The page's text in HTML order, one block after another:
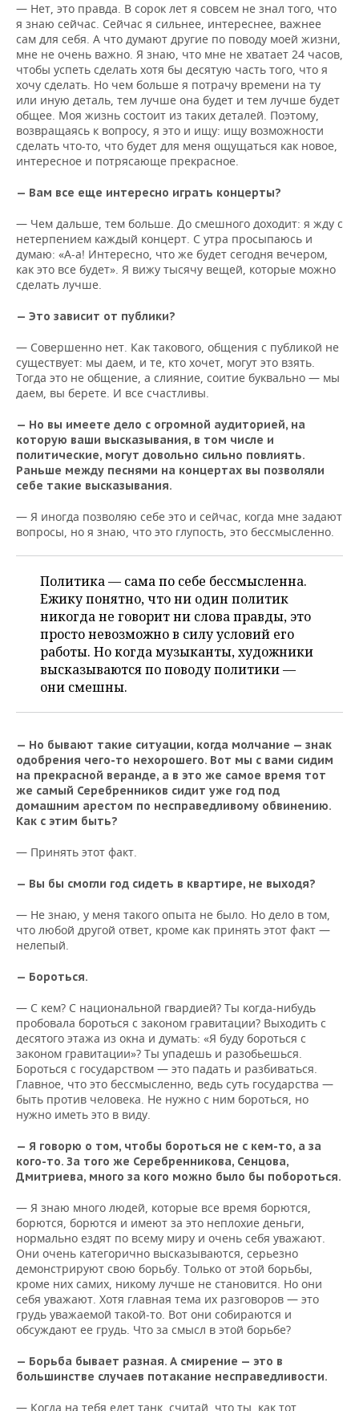
— Нет, это правда. В сорок лет я совсем не знал того, что
я знаю сейчас. Сейчас я сильнее, интереснее, важнее
сам для себя. А что думают другие по поводу моей жизни,
мне не очень важно. Я знаю, что мне не хватает 24 часов,
чтобы успеть сделать хотя бы десятую часть того, что я
хочу сделать. Но чем больше я потрачу времени на ту
или иную деталь, тем лучше она будет и тем лучше будет
общее. Моя жизнь состоит из таких деталей. Поэтому,
возвращаясь к вопросу, я это и ищу: ищу возможности
сделать что-то, что будет для меня ощущаться как новое,
интересное и потрясающе прекрасное.
— Вам все еще интересно играть концерты?
— Чем дальше, тем больше. До смешного доходит: я жду с
нетерпением каждый концерт. С утра просыпаюсь и
думаю: «А-а! Интересно, что же будет сегодня вечером,
как это все будет». Я вижу тысячу вещей, которые можно
сделать лучше.
— Это зависит от публики?
— Совершенно нет. Как такового, общения с публикой не
существует: мы даем, и те, кто хочет, могут это взять.
Тогда это не общение, а слияние, соитие буквально — мы
даем, вы берете. И все счастливы.
— Но вы имеете дело с огромной аудиторией, на
которую ваши высказывания, в том числе и
политические, могут довольно сильно повлиять.
Раньше между песнями на концертах вы позволяли
себе такие высказывания.
— Я иногда позволяю себе это и сейчас, когда мне задают
вопросы, но я знаю, что это глупость, это бессмысленно.
Политика — сама по себе бессмысленна.
Ежику понятно, что ни один политик
никогда не говорит ни слова правды, это
просто невозможно в силу условий его
работы. Но когда музыканты, художники
высказываются по поводу политики —
они смешны.
— Но бывают такие ситуации, когда молчание — знак
одобрения чего-то нехорошего. Вот мы с вами сидим
на прекрасной веранде, а в это же самое время тот
же самый Серебренников сидит уже год под
домашним арестом по несправедливому обвинению.
Как с этим быть?
— Принять этот факт.
— Вы бы смогли год сидеть в квартире, не выходя?
— Не знаю, у меня такого опыта не было. Но дело в том,
что любой другой ответ, кроме как принять этот факт —
нелепый.
— Бороться.
— С кем? С национальной гвардией? Ты когда-нибудь
пробовала бороться с законом гравитации? Выходить с
десятого этажа из окна и думать: «Я буду бороться с
законом гравитации»? Ты упадешь и разобьешься.
Бороться с государством — это падать и разбиваться.
Главное, что это бессмысленно, ведь суть государства —
быть против человека. Не нужно с ним бороться, но
нужно иметь это в виду.
— Я говорю о том, чтобы бороться не с кем-то, а за
кого-то. За того же Серебренникова, Сенцова,
Дмитриева, много за кого можно было бы побороться.
— Я знаю много людей, которые все время борются,
борются, борются и имеют за это неплохие деньги,
нормально ездят по всему миру и очень себя уважают.
Они очень категорично высказываются, серьезно
демонстрируют свою борьбу. Только от этой борьбы,
кроме них самих, никому лучше не становится. Но они
себя уважают. Хотя главная тема их разговоров — это
грудь уважаемой такой-то. Вот они собираются и
обсуждают ее грудь. Что за смысл в этой борьбе?
— Борьба бывает разная. А смирение — это в
большинстве случаев потакание несправедливости.
— Когда на тебя едет танк, считай, что ты, как тот